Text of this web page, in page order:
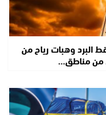
البرد وهبات رياح من
من مناطق…